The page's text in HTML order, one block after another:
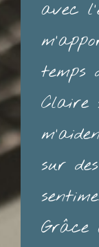
avec
temps
Claire
sur
Grâce